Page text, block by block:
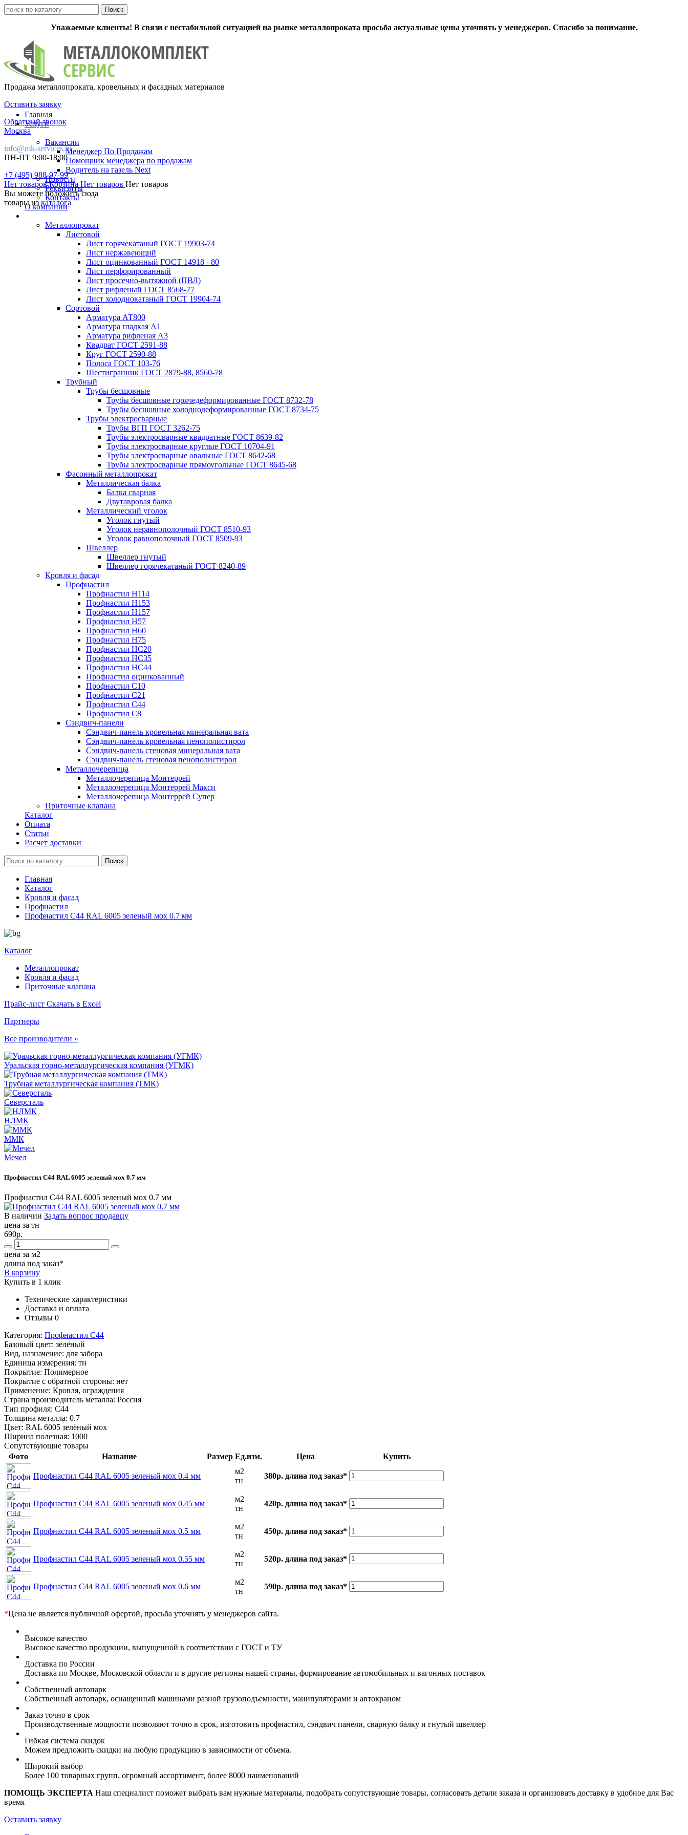
Уважаемые клиенты! В связи с нестабильной ситуацией на рынке металлопроката просьба актуальные цены уточнять у менеджеров. Спасибо за понимание.
Продажа металлопроката, кровельных и фасадных материалов
Оставить заявку
Обратный звонок
Москва
info@mk-services.ru
ПН-ПТ 9:00-18:00
+7 (495) 988-97-99
Нет товаровКорзина Нет товаров Нет товаров
Вы можете положить сюда
товары из каталога
Главная
Услуги
Вакансии
Менеджер По Продажам
Помощник менеджера по продажам
Водитель на газель Next
Новости
Реквизиты
Контакты
О компании
Металлопрокат
Листовой
Лист горячекатаный ГОСТ 19903-74
Лист нержавеющий
Лист оцинкованный ГОСТ 14918 - 80
Лист перфорированный
Лист просечно-вытяжной (ПВЛ)
Лист рифленый ГОСТ 8568-77
Лист холоднокатаный ГОСТ 19904-74
Сортовой
Арматура АТ800
Арматура гладкая А1
Арматура рифленая А3
Квадрат ГОСТ 2591-88
Круг ГОСТ 2590-88
Полоса ГОСТ 103-76
Шестигранник ГОСТ 2879-88, 8560-78
Трубный
Трубы бесшовные
Трубы бесшовные горячедеформированные ГОСТ 8732-78
Трубы бесшовные холоднодеформированные ГОСТ 8734-75
Трубы электросварные
Трубы ВГП ГОСТ 3262-75
Трубы электросварные квадратные ГОСТ 8639-82
Трубы электросварные круглые ГОСТ 10704-91
Трубы электросварные овальные ГОСТ 8642-68
Трубы электросварные прямоугольные ГОСТ 8645-68
Фасонный металлопрокат
Металлическая балка
Балка сварная
Двутавровая балка
Металлический уголок
Уголок гнутый
Уголок неравнополочный ГОСТ 8510-93
Уголок равнополочный ГОСТ 8509-93
Швеллер
Швеллер гнутый
Швеллер горячекатаный ГОСТ 8240-89
Кровля и фасад
Профнастил
Профнастил Н114
Профнастил Н153
Профнастил Н157
Профнастил Н57
Профнастил Н60
Профнастил Н75
Профнастил НС20
Профнастил НС35
Профнастил НС44
Профнастил оцинкованный
Профнастил С10
Профнастил С21
Профнастил С44
Профнастил С8
Сэндвич-панели
Сэндвич-панель кровельная минеральная вата
Сэндвич-панель кровельная пенополистирол
Сэндвич-панель стеновая минеральная вата
Сэндвич-панель стеновая пенополистирол
Металлочерепица
Металлочерепица Монтеррей
Металлочерепица Монтеррей Макси
Металлочерепица Монтеррей Супер
Приточные клапана
Каталог
Оплата
Статьи
Расчет доставки
Главная
Каталог
Кровля и фасад
Профнастил
Профнастил С44 RAL 6005 зеленый мох 0.7 мм
Каталог
Металлопрокат
Кровля и фасад
Приточные клапана
Прайс-лист Скачать в Excel
Партнеры
Все производители »
Уральская горно-металлургическая компания (УГМК)
Трубная металлургическая компания (ТМК)
Северсталь
НЛМК
ММК
Мечел
Профнастил С44 RAL 6005 зеленый мох 0.7 мм
Профнастил С44 RAL 6005 зеленый мох 0.7 мм
В наличии Задать вопрос продавцу
цена за тн
690р.
цена за м2
длина под заказ*
В корзину
Купить в 1 клик
Технические характеристики
Доставка и оплата
Отзывы 0
Категория: Профнастил С44
Базовый цвет: зелёный
Вид, назначение: для забора
Единица измерения: тн
Покрытие: Полимерное
Покрытие с обратной стороны: нет
Применение: Кровля, ограждения
Страна производитель металла: Россия
Тип профиля: С44
Толщина металла: 0.7
Цвет: RAL 6005 зелёный мох
Ширина полезная: 1000
Сопутствующие товары
Фото
Название Размер Ед.изм. Цена Купить
Профнастил С44 RAL 6005 зеленый мох 0.4 мм
м2
тн
380р. длина под заказ*
Профнастил С44 RAL 6005 зеленый мох 0.45 мм
м2
тн
420р. длина под заказ*
Профнастил С44 RAL 6005 зеленый мох 0.5 мм
м2
тн
450р. длина под заказ*
Профнастил С44 RAL 6005 зеленый мох 0.55 мм
м2
тн
520р. длина под заказ*
Профнастил С44 RAL 6005 зеленый мох 0.6 мм
м2
тн
590р. длина под заказ*
*Цена не является публичной офертой, просьба уточнять у менеджеров сайта.
Высокое качество
Высокое качество продукции, выпущенной в соответствии с ГОСТ и ТУ
Доставка по России
Доставка по Москве, Московской области и в другие регионы нашей страны, формирование автомобильных и вагонных поставок
Собственный автопарк
Собственный автопарк, оснащенный машинами разной грузоподъемности, манипуляторами и автокраном
Заказ точно в срок
Производственные мощности позволяют точно в срок, изготовить профнастил, сэндвич панели, сварную балку и гнутый швеллер
Гибкая система скидок
Можем предложить скидки на любую продукцию в зависимости от объема.
Широкий выбор
Более 100 товарных групп, огромный ассортимент, более 8000 наименований
ПОМОЩЬ ЭКСПЕРТА Наш специалист поможет выбрать вам нужные материалы, подобрать сопутствующие товары, согласовать детали заказа и организовать доставку в удобное для Вас
время
Оставить заявку